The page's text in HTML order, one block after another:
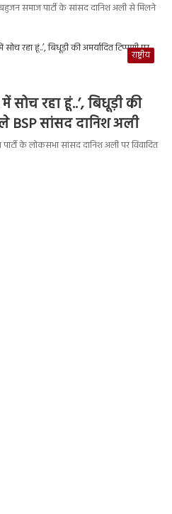
समाज पार्टी के सांसद दानिश अली से मिलने
राष्ट्रीय
रहा हूं..’, बिधूड़ी की
BSP सांसद दानिश अली
के लोकसभा सांसद दानिश अली पर विवादित